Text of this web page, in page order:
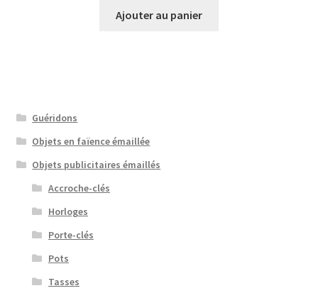
Ajouter au panier
Guéridons
Objets en faïence émaillée
Objets publicitaires émaillés
Accroche-clés
Horloges
Porte-clés
Pots
Tasses